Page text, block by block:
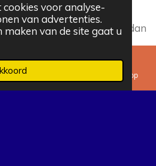
voor analyse-
van advertenties.
van de site gaat u
dancontact met ons op, dan
leveren.
WhatsApp